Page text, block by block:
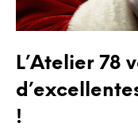
L’Atelier 78
!